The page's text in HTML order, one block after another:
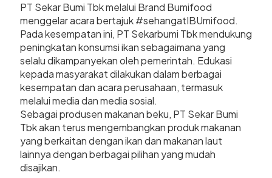
PT Sekar Bumi Tbk melalui Brand Bumifood
menggelar acara bertajuk #sehangatIBUmifood.
Pada kesempatan ini, PT Sekarbumi Tbk mendukung
peningkatan konsumsi ikan sebagaimana yang
selalu dikampanyekan oleh pemerintah. Edukasi
kepada masyarakat dilakukan dalam berbagai
kesempatan dan acara perusahaan, termasuk
melalui media dan media sosial.
Sebagai produsen makanan beku, PT Sekar Bumi
Tbk akan terus mengembangkan produk makanan
yang berkaitan dengan ikan dan makanan laut
lainnya dengan berbagai pilihan yang mudah
disajikan.